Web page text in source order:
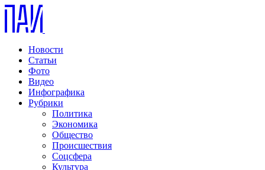
Новости
Статьи
Фото
Видео
Инфографика
Рубрики
Политика
Экономика
Общество
Происшествия
Соцсфера
Культура